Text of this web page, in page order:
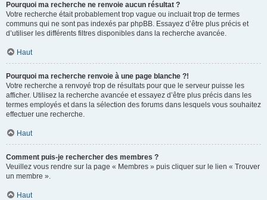
Pourquoi ma recherche ne renvoie aucun résultat ?
Votre recherche était probablement trop vague ou incluait trop de termes
communs qui ne sont pas indexés par phpBB. Essayez d’être plus précis et
d’utiliser les différents filtres disponibles dans la recherche avancée.
Haut
Pourquoi ma recherche renvoie à une page blanche ?!
Votre recherche a renvoyé trop de résultats pour que le serveur puisse les
afficher. Utilisez la recherche avancée et essayez d’être plus précis dans les
termes employés et dans la sélection des forums dans lesquels vous souhaitez
effectuer une recherche.
Haut
Comment puis-je rechercher des membres ?
Veuillez vous rendre sur la page « Membres » puis cliquer sur le lien « Trouver
un membre ».
Haut